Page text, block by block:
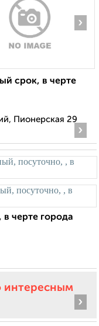
›
срок, в черте
Пионерская 29
›
черте города
интересным
›